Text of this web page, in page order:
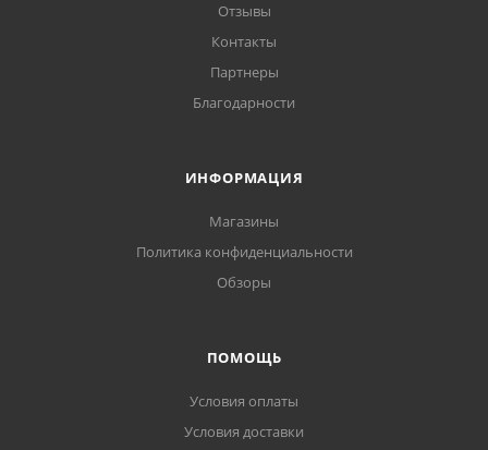
Отзывы
Контакты
Партнеры
Благодарности
ИНФОРМАЦИЯ
Магазины
Политика конфиденциальности
Обзоры
ПОМОЩЬ
Условия оплаты
Условия доставки